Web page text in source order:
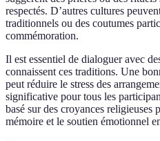
respectés. D’autres cultures
traditionnels ou des coutumes
commémoration.
Il est essentiel de dialoguer avec
connaissent ces traditions. Une
peut réduire le stress des
significative pour tous les
basé sur des croyances religieuses
mémoire et le soutien émotionnel